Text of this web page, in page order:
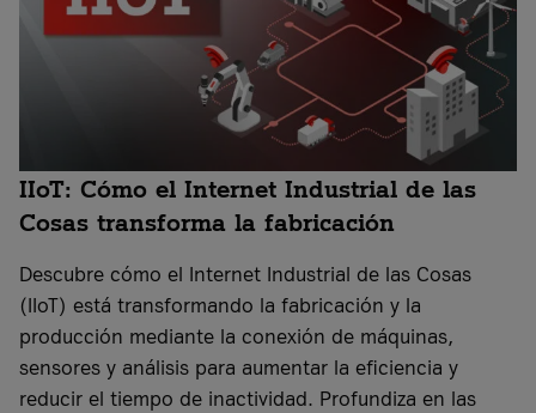
IIoT: Cómo el Internet Industrial de las
Cosas transforma la fabricación
Descubre cómo el Internet Industrial de las Cosas
(IIoT) está transformando la fabricación y la
producción mediante la conexión de máquinas,
sensores y análisis para aumentar la eficiencia y
reducir el tiempo de inactividad. Profundiza en las